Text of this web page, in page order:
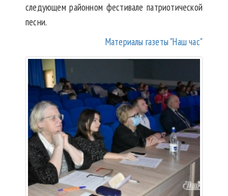
следующем районном фестивале патриотической
песни.
Материалы газеты "Наш час"